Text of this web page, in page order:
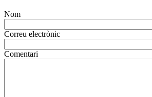
Nom
Correu electrònic
Comentari